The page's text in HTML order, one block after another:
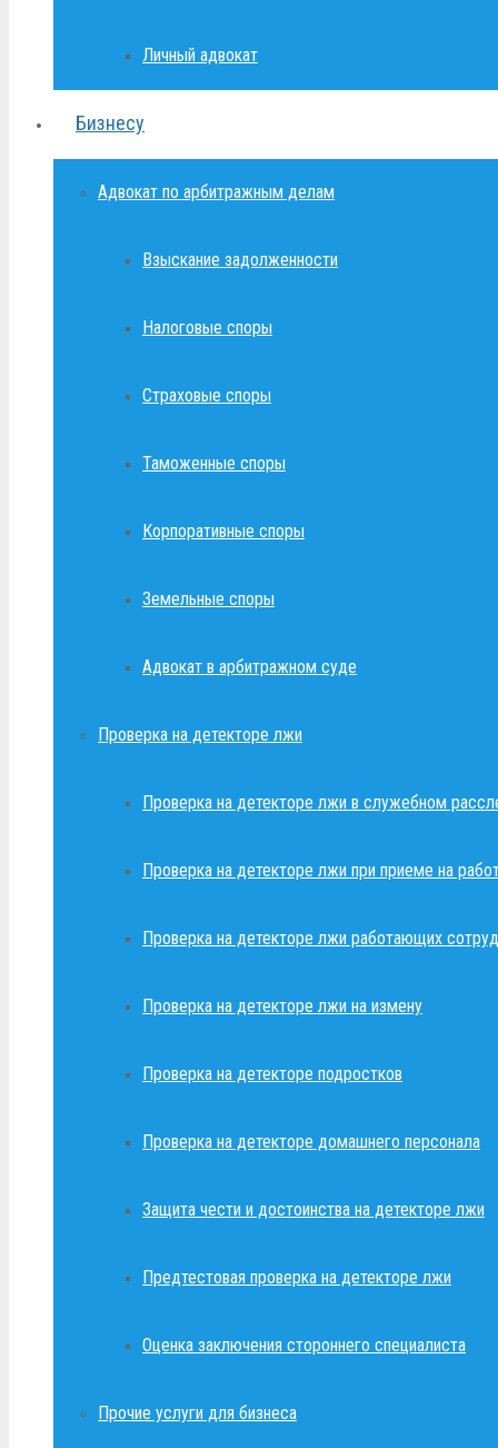
Личный адвокат
Бизнесу
Адвокат по арбитражным делам
Взыскание задолженности
Налоговые споры
Страховые споры
Таможенные споры
Корпоративные споры
Земельные споры
Адвокат в арбитражном суде
Проверка на детекторе лжи
Проверка на детекторе лжи в служебном
Проверка на детекторе лжи при приеме на
Проверка на детекторе лжи работающих
Проверка на детекторе лжи на измену
Проверка на детекторе подростков
Проверка на детекторе домашнего персонала
Защита чести и достоинства на детекторе лжи
Предтестовая проверка на детекторе лжи
Оценка заключения стороннего специалиста
Прочие услуги для бизнеса